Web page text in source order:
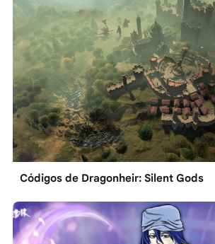
Códigos de Dragonheir: Silent Gods